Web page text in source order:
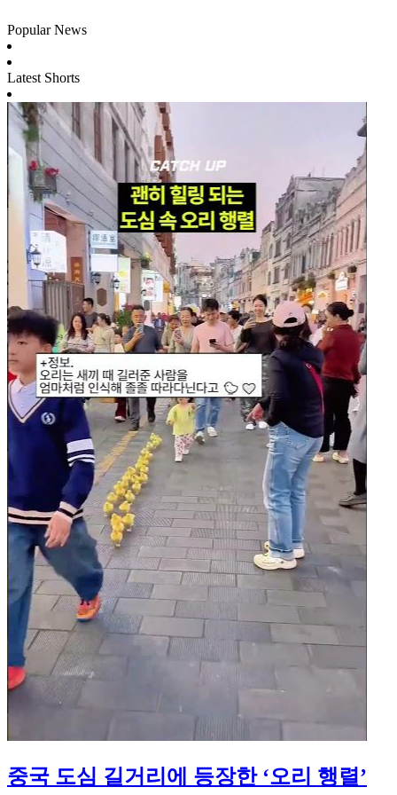
Popular News
Latest Shorts
중국 도심 길거리에 등장한 ‘오리 행렬’